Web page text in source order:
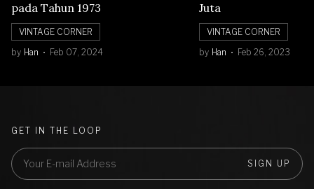
pada Tahun 1973
VINTAGE CORNER
by Han Feb 07, 2024
Juta
VINTAGE CORNER
by Han Feb 26, 2023
GET IN THE LOOP
SIGN UP